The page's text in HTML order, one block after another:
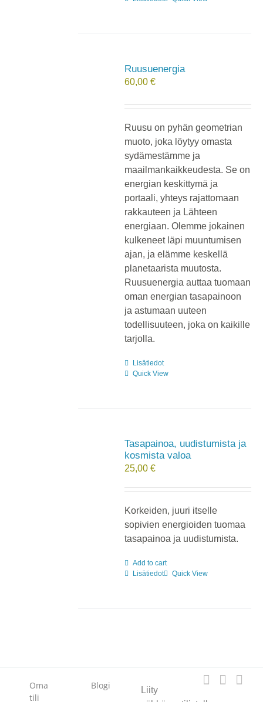
Ruusuenergia
60,00€
Ruusu on pyhän geometrian
muoto, joka löytyy omasta
sydämestämme ja
maailmankaikkeudesta. Se on
energian keskittymä ja
portaali, yhteys rajattomaan
rakkauteen ja Lähteen
energiaan. Olemme jokainen
kulkeneet läpi muuntumisen
ajan, ja elämme keskellä
planetaarista muutosta.
Ruusuenergia auttaa tuomaan
oman energian tasapainoon
ja astumaan uuteen
todellisuuteen, joka on kaikille
tarjolla.
Lisätiedot
Quick View
Tasapainoa, uudistumista ja
kosmista valoa
25,00€
Korkeiden, juuri itselle
sopivien energioiden tuomaa
tasapainoa ja uudistumista.
Add to cart
Lisätiedot
Quick View
Oma
tili
Blogi
Liity